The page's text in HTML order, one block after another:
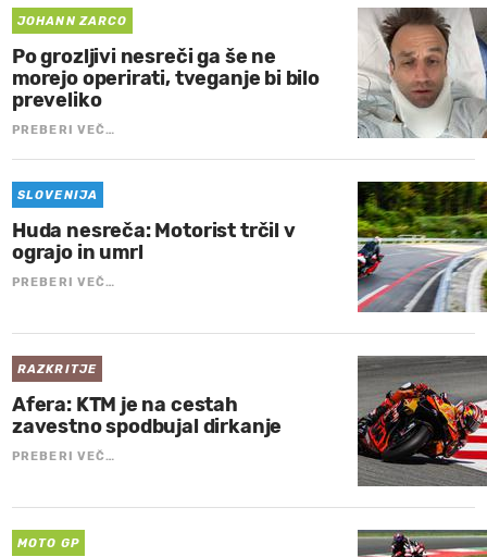
JOHANN ZARCO
Po grozljivi nesreči ga še ne
morejo operirati, tveganje bi bilo
preveliko
PREBERI VEČ…
SLOVENIJA
Huda nesreča: Motorist trčil v
ograjo in umrl
PREBERI VEČ…
RAZKRITJE
Afera: KTM je na cestah
zavestno spodbujal dirkanje
PREBERI VEČ…
MOTO GP